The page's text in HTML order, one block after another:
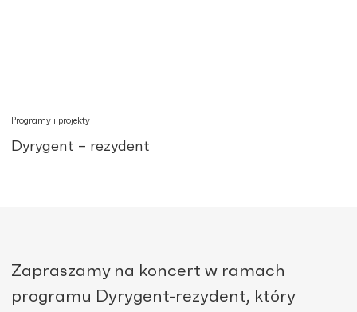
Programy i projekty
Dyrygent – rezydent
Zapraszamy na koncert w ramach
programu Dyrygent-rezydent, który